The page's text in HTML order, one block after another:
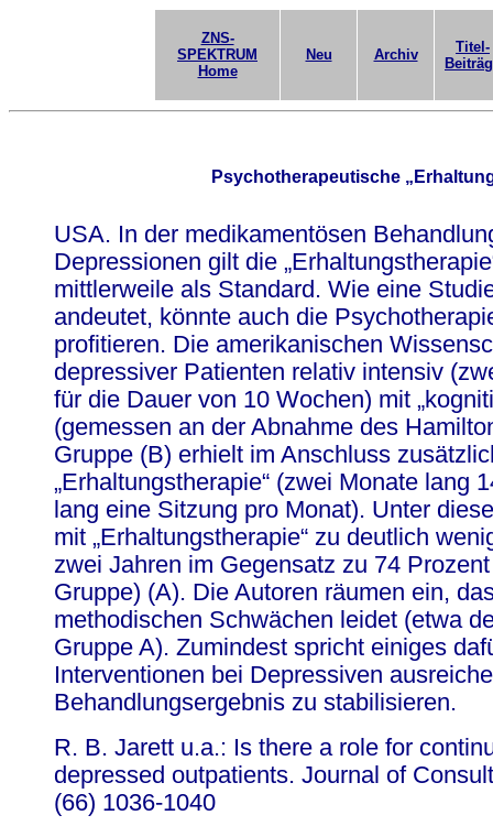
ZNS-
SPEKTRUM
Home
Neu Archiv
Titel-
Psychotherapeutische
USA. In der medikamentösen
Depressionen gilt die
mittlerweile als Standard. Wie eine
andeutet, könnte auch die
profitieren. Die amerikanischen
depressiver Patienten relativ intensiv
für die Dauer von 10 Wochen) mit
(gemessen an der Abnahme des
Gruppe (B) erhielt im Anschluss
„Erhaltungstherapie“ (zwei Monate lang
lang eine Sitzung pro Monat). Unter
mit „Erhaltungstherapie“ zu deutlich
zwei Jahren im Gegensatz zu 74
Gruppe) (A). Die Autoren räumen ein,
methodischen Schwächen leidet (etwa
Gruppe A). Zumindest spricht einiges
Interventionen bei Depressiven
Behandlungsergebnis zu stabilisieren.
R. B. Jarett u.a.: Is there a role for
depressed outpatients. Journal of
(66) 1036-1040